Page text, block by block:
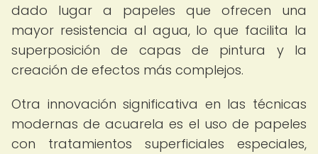
dado lugar a papeles que ofrecen una
mayor resistencia al agua, lo que facilita la
superposición de capas de pintura y la
creación de efectos más complejos.
Otra innovación significativa en las técnicas
modernas de acuarela es el uso de papeles
con tratamientos superficiales especiales,